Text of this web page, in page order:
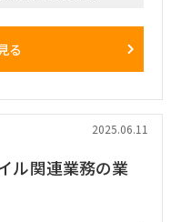
る
2025.06.11
ル関連業務の業